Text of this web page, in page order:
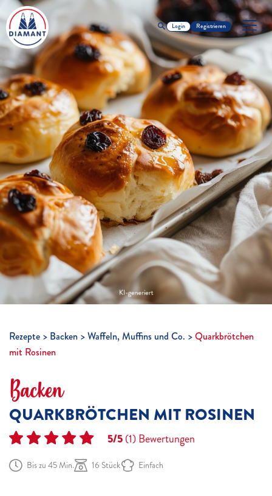
Login Registrieren
Rezepte Backen Waffeln, Muffins und Co.
Quarkbrötchen
mit Rosinen
Backen
QUARKBRÖTCHEN MIT ROSINEN
5/5(1)Bewertungen
Bis zu 45 Min. 16 Stück Einfach